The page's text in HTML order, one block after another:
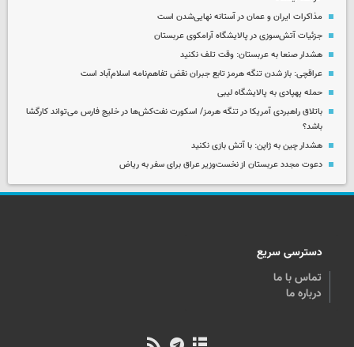
مذاکرات ایران و عمان در آستانه نهایی‌شدن است
جزئیات آتش‌سوزی در پالایشگاه آرامکوی عربستان
هشدار صنعا به عربستان: وقت تلف نکنید
عراقچی: باز شدن تنگه هرمز تابع جبران نقض تفاهم‌نامه اسلام‌آباد است
حمله پهپادی به پالایشگاه لیبی
باتلاق راهبردی آمریکا در تنگه هرمز/ اسکورت نفت‌کش‌ها در خلیج فارس می‌تواند کارگشا
باشد؟
هشدار چین به ژاپن: با آتش بازی نکنید
دعوت مجدد عربستان از نخست‌وزیر عراق برای سفر به ریاض
دسترسی سریع
تماس با ما
درباره ما